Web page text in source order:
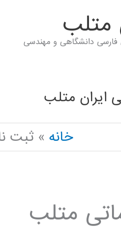
متلب
دانشگاهی و مهندسی
ایران متلب
خانه
ثبت
متلب